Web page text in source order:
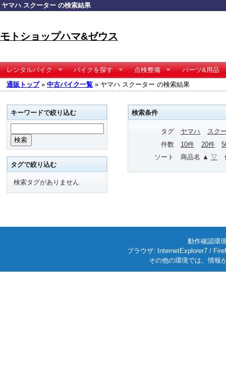
ヤマハ スクーター の検索結果
モトショップハマ&ゼウス
レンタルバイク バイクを探す 点検整備
パーツ&用品
通販トップ» 中古バイク一覧 » ヤマハ スクーター の検索結果
検索条件
タグ ヤマハ
スク
件数
10件 20件
ソート
商品名 ▲ ▽
キーワードで絞り込む
タグで絞り込む
検索タグがありません
動作確認環
ブラウザ: InternetExplorer7 /
その他の環境では、情報